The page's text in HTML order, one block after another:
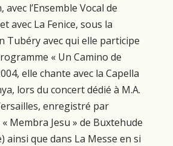
avec l’Ensemble Vocal de
avec La Fenice, sous la
Tubéry avec qui elle participe
« Un Camino de
elle chante avec la Capella
lors du concert dédié à M.A.
enregistré par
Membra Jesu » de Buxtehude
ainsi que dans La Messe en si